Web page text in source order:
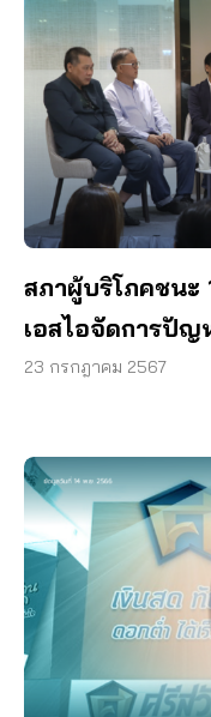
สภาผู้บริโภคชนะ
เอสไอจัดการปัญ
23 กรกฎาคม 2567